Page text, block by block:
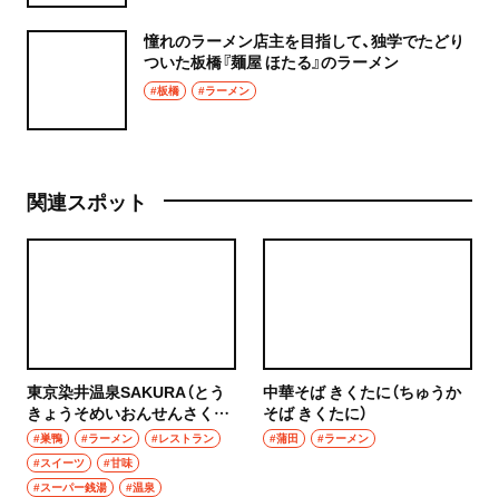
憧れのラーメン店主を目指して、独学でたどり
ついた板橋『麺屋 ほたる』のラーメン
#板橋 #ラーメン
関連スポット
東京染井温泉SAKURA（とう
きょうそめいおんせんさく
ら）
#巣鴨 #ラーメン
#レストラン
#スイーツ
#甘味
#スーパー銭湯
#温泉
中華そば きくたに（ちゅうか
そば きくたに）
#蒲田 #ラーメン